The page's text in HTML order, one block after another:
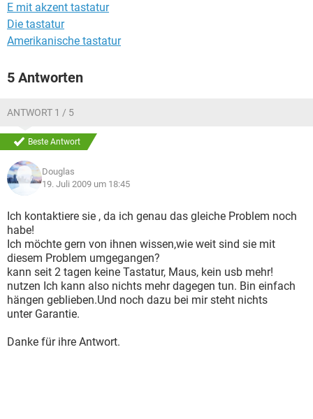
E mit akzent tastatur
Die tastatur
Amerikanische tastatur
5 Antworten
ANTWORT 1 / 5
Beste Antwort
Douglas
19. Juli 2009 um 18:45
Ich kontaktiere sie , da ich genau das gleiche Problem noch
habe!
Ich möchte gern von ihnen wissen,wie weit sind sie mit
diesem Problem umgegangen?
kann seit 2 tagen keine Tastatur, Maus, kein usb mehr!
nutzen Ich kann also nichts mehr dagegen tun. Bin einfach
hängen geblieben.Und noch dazu bei mir steht nichts
unter Garantie.
Danke für ihre Antwort.